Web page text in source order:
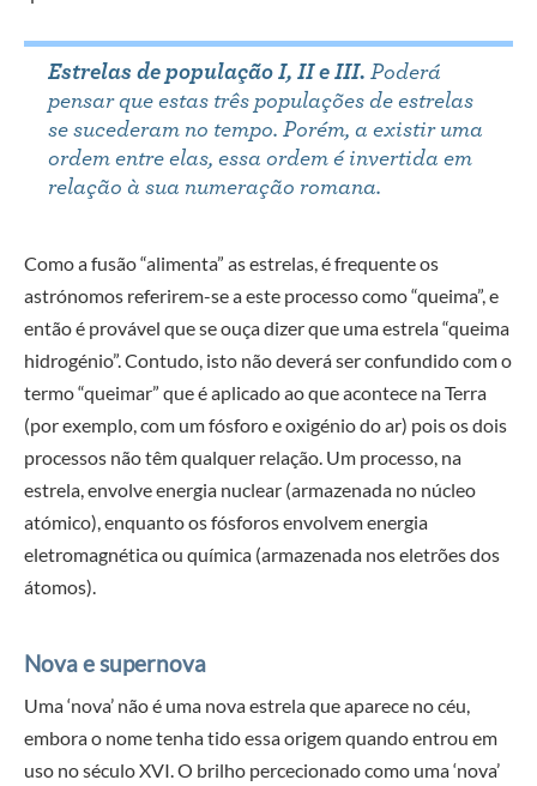
Estrelas de população I, II e III. Poderá
pensar que estas três populações de estrelas
se sucederam no tempo. Porém, a existir uma
ordem entre elas, essa ordem é invertida em
relação à sua numeração romana.
Como a fusão “alimenta” as estrelas, é frequente os
astrónomos referirem-se a este processo como “queima”, e
então é provável que se ouça dizer que uma estrela “queima
hidrogénio”. Contudo, isto não deverá ser confundido com o
termo “queimar” que é aplicado ao que acontece na Terra
(por exemplo, com um fósforo e oxigénio do ar) pois os dois
processos não têm qualquer relação. Um processo, na
estrela, envolve energia nuclear (armazenada no núcleo
atómico), enquanto os fósforos envolvem energia
eletromagnética ou química (armazenada nos eletrões dos
átomos).
Nova e supernova
Uma ‘nova’ não é uma nova estrela que aparece no céu,
embora o nome tenha tido essa origem quando entrou em
uso no século XVI. O brilho percecionado como uma ‘nova’